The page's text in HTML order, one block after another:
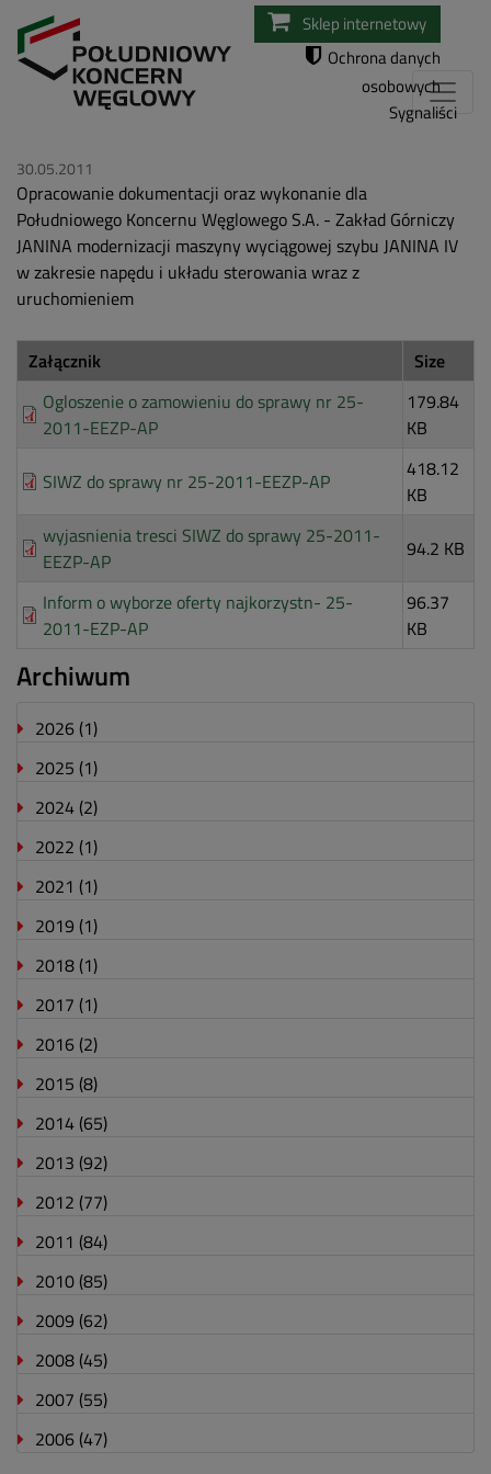
Przejdź
do
Sklep internetowy
Ochrona danych
osobowych
Sygnaliści
30.05.2011
Opracowanie dokumentacji oraz wykonanie dla
Południowego Koncernu Węglowego S.A. - Zakład Górniczy
JANINA modernizacji maszyny wyciągowej szybu JANINA IV
w zakresie napędu i układu sterowania wraz z
uruchomieniem
Załącznik
Size
Ogloszenie o zamowieniu do sprawy nr 25-
2011-EEZP-AP
179.84
KB
SIWZ do sprawy nr 25-2011-EEZP-AP
418.12
KB
wyjasnienia tresci SIWZ do sprawy 25-2011-
EEZP-AP
94.2 KB
Inform o wyborze oferty najkorzystn- 25-
2011-EZP-AP
96.37
KB
Archiwum
2026 (1)
2025 (1)
2024 (2)
2022 (1)
2021 (1)
2019 (1)
2018 (1)
2017 (1)
2016 (2)
2015 (8)
2014 (65)
2013 (92)
2012 (77)
2011 (84)
2010 (85)
2009 (62)
2008 (45)
2007 (55)
2006 (47)